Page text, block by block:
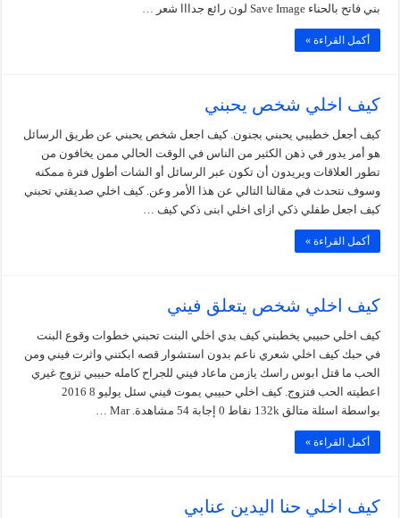
بني فاتح بالحناء Save Image لون رائع جدااا شعر …
أكمل القراءة »
كيف اخلي شخص يحبني
كيف أجعل خطيبي يحبني بجنون. كيف اجعل شخص يحبني عن طريق الرسائل
هو أمر يدور في ذهن الكثير من الناس في الوقت الحالي ممن يخافون من
تطور العلاقات ويريدون أن تكون عبر الرسائل أو الشات أطول فترة ممكنه
وسوف نتحدث في مقالنا التالي عن هذا الأمر وعن. كيف اخلي صديقتي تحبني
كيف اجعل طفلي ذكي ازاى اخلي ابنى ذكي كيف …
أكمل القراءة »
كيف اخلي شخص يتعلق فيني
كيف اخلي حبيبي يخطبني كيف بدي اخلي البنت تحبني خطوات وقوع البنت
في حبك كيف اخلي شعري ناعم بدون استشوار قصه ابكتني واثرت فيني ومن
الحب ما قتل ابوس راسك يازمن ماعاد فيني للجراح كامله حبيبي تزوج غيري
اعطيته الحب فتزوج. كيف اخلي حبيبي يموت فيني سئل يوليو 8 2016
بواسطة اسئلة متالق 132k نقاط 0 إجابة 54 مشاهدة. Mar …
أكمل القراءة »
كيف اخلي حنا اليدين عنابي